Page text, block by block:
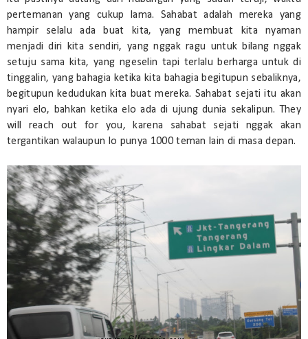
pertemanan yang cukup lama. Sahabat adalah mereka yang
hampir selalu ada buat kita, yang membuat kita nyaman
menjadi diri kita sendiri, yang nggak ragu untuk bilang nggak
setuju sama kita, yang ngeselin tapi terlalu berharga untuk di
tinggalin, yang bahagia ketika kita bahagia begitupun sebaliknya,
begitupun kedudukan kita buat mereka. Sahabat sejati itu akan
nyari elo, bahkan ketika elo ada di ujung dunia sekalipun. They
will reach out for you, karena sahabat sejati nggak akan
tergantikan walaupun lo punya 1000 teman lain di masa depan.